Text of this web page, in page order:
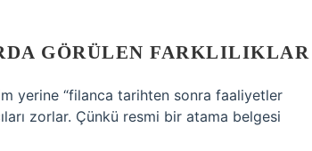
GÖRÜLEN FARKLILIKLAR
yerine “filanca tarihten sonra faaliyetler
zorlar. Çünkü resmi bir atama belgesi